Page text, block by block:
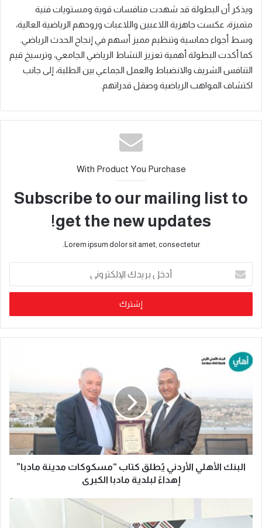
الصادرات الغذائية
مقالات ذات صلة
دورة تدريبية بمركز البحوث
الاهلية حول الهندسة الطبية
الحيوية
الأهلية تشارك بفعاليات اليوم
العالمي لمكافحة التصحر والجفاف
2026
هندسة عمان الأهلية تحصد
المركز الأول بمسابقة مشاريع
النقل والمرور
فريق طالبات جامعة البترا يحرز
المركز الأول في بطولة الجامعات
الأردنية للكاراتيه
منذ 3 أيام
Follow Us